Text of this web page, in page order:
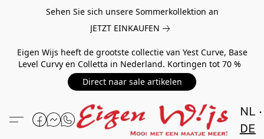
Sehen Sie sich unsere Sommerkollektion an
JETZT EINKAUFEN
Eigen Wijs heeft de grootste collectie van Yest Curve, Base
Level Curvy en Colletta in Nederland. Kortingen tot 70 %
Direct naar sale artikelen
NL
DE